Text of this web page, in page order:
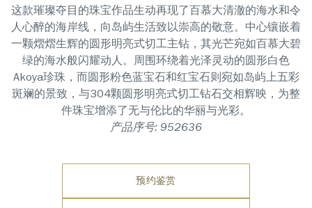
这款璀璨夺目的珠宝作品生动再现了百慕大清澈的海水和令
人心⁠醉⁠的海岸线，向岛屿生活致以崇高的敬意。中心镶嵌着
一颗熠熠生⁠辉的圆形明亮式切工主钻，其光芒宛如百慕大碧
绿的海水般闪耀动人。周围环绕着光泽灵动的圆形白色
Akoya珍珠，而圆形粉色蓝宝石和红宝石则宛如岛屿上五彩
斑斓的景致，与304颗圆形明亮式切工钻石交相辉映，为整
件珠宝增添了无与伦比的华丽与光⁠彩。
产品序号: 952636
预约鉴赏